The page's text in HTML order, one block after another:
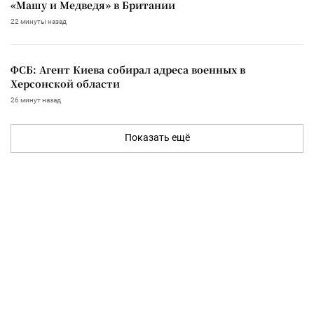
«Машу и Медведя» в Британии
22 минуты назад
ФСБ: Агент Киева собирал адреса военных в
Херсонской области
26 минут назад
Показать ещё